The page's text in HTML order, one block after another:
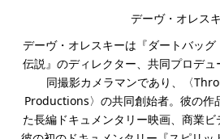
デーヴ・オレス
デーヴ・オレスキーは『ダートバッ
伝説』のディレクター、共同プロデ
同撮影カメラマンであり、〈
Productions〉の共同創始者。彼の作
た長編ドキュメンタリー映画、商業ビ